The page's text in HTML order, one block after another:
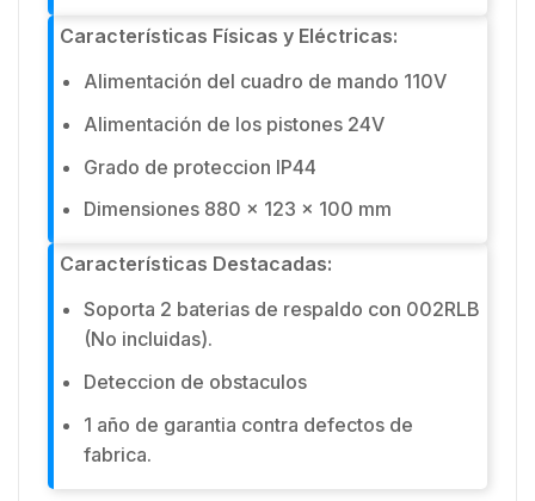
Características Físicas y Eléctricas:
Alimentación del cuadro de mando 110V
Alimentación de los pistones 24V
Grado de proteccion IP44
Dimensiones 880 x 123 x 100 mm
Características Destacadas:
Soporta 2 baterias de respaldo con 002RLB
(No incluidas).
Deteccion de obstaculos
1 año de garantia contra defectos de
fabrica.